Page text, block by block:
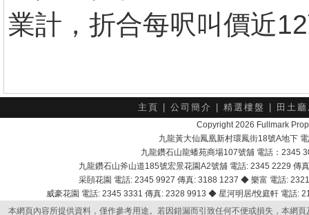
業計，折合每呎叫價近
主頁 公司簡介 精選樓盤 田土
Copyright 2026 Fullmark
九龍黃大仙鳳凰新村環鳳街18號A地下
九龍鑽石山龍蟠苑商場107號舖 電話：2345
九龍鑽石山斧山道185號宏景花園A2號舖 電話: 2345 2229
采頣花園 電話: 2345 9927 傳真: 3188 1237 ◆ 樂富 電話:
威豪花園 電話: 2345 3331 傳真: 2328 9913 ◆ 星河明居/悅庭軒 電話
本網頁內容所提供資料，僅作參考用途。若因錯漏而引致任何不便或損失，本網